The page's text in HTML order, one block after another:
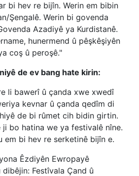
bi hev re bijîn. Werin em bibin
Şengalê. Werin bi govenda
Azadiyê ya Kurdistanê.
hunermend û pêşkêşiyên
coş û peroşê."
de ev bang hate kirin:
li bawerî û çanda xwe xwedî
kevnar û çanda qedîm di
de bi rûmet cih bidin girtin.
ji bo hatina we ya festivalê nîne.
em bi hev re serketinê bijîn e.
Êzdiyên Ewropayê
Festîvala Çand û